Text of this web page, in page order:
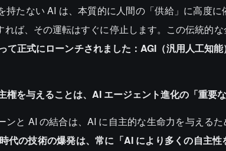
持たない AI は、本質的に人間の「供給」に高度
ば、その運転はすぐに停止します。この伝統的
て正式にローンチされました：AGI（汎用人工知
権を与えることは、AI エージェント進化の「重要
と AI の結合は、AI に自主的な生命力を与える
代の技術の爆発は、常に「AI により多くの自主